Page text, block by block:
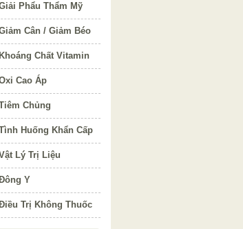
Phẩu Thẩm Mỹ
Cân / Giảm Béo
Khoáng Chất Vitamin
Cao Áp
Chủng
Huống Khẩn Cấp
Lý Trị Liệu
Y
Trị Không Thuốc